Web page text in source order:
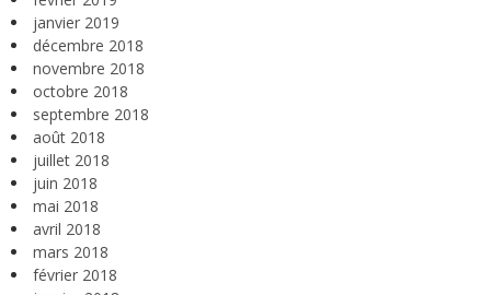
janvier 2019
décembre 2018
novembre 2018
octobre 2018
septembre 2018
août 2018
juillet 2018
juin 2018
mai 2018
avril 2018
mars 2018
février 2018